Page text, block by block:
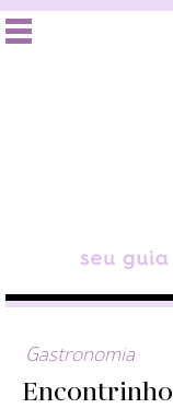
Gastronomia
Encontrinho